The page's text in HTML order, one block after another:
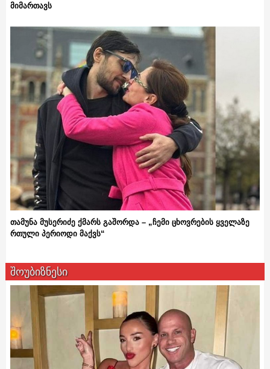
მიმართავს
თამუნა მუსერიძე ქმარს გაშორდა – „ჩემი ცხოვრების ყველაზე
რთული პერიოდი მაქვს“
შოუბიზნესი